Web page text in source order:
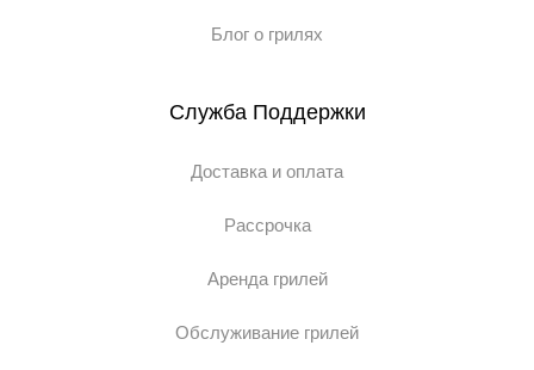
Блог о грилях
Служба Поддержки
Доставка и оплата
Рассрочка
Аренда грилей
Обслуживание грилей